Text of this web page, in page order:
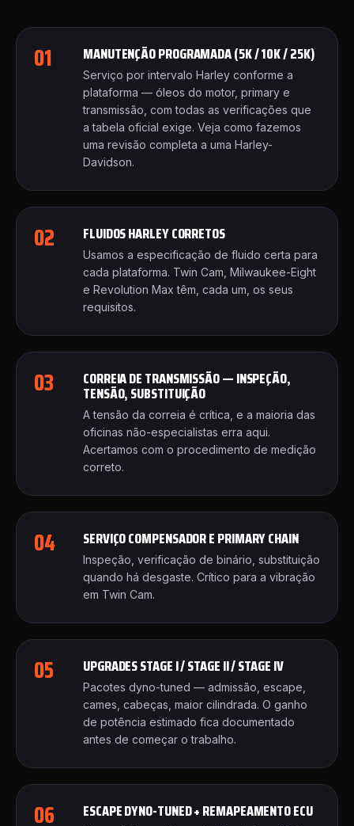
01 MANUTENÇÃO PROGRAMADA (5K / 10K / 25K)
Serviço por intervalo Harley conforme a
plataforma — óleos do motor, primary e
transmissão, com todas as verificações que
a tabela oficial exige. Veja como fazemos
uma revisão completa a uma Harley-
Davidson.
02 FLUIDOS HARLEY CORRETOS
Usamos a especificação de fluido certa para
cada plataforma. Twin Cam, Milwaukee-Eight
e Revolution Max têm, cada um, os seus
requisitos.
03 CORREIA DE TRANSMISSÃO — INSPEÇÃO,
TENSÃO, SUBSTITUIÇÃO
A tensão da correia é crítica, e a maioria das
oficinas não-especialistas erra aqui.
Acertamos com o procedimento de medição
correto.
04 SERVIÇO COMPENSADOR E PRIMARY CHAIN
Inspeção, verificação de binário, substituição
quando há desgaste. Crítico para a vibração
em Twin Cam.
05 UPGRADES STAGE I / STAGE II / STAGE IV
Pacotes dyno-tuned — admissão, escape,
cames, cabeças, maior cilindrada. O ganho
de potência estimado fica documentado
antes de começar o trabalho.
06 ESCAPE DYNO-TUNED + REMAPEAMENTO ECU